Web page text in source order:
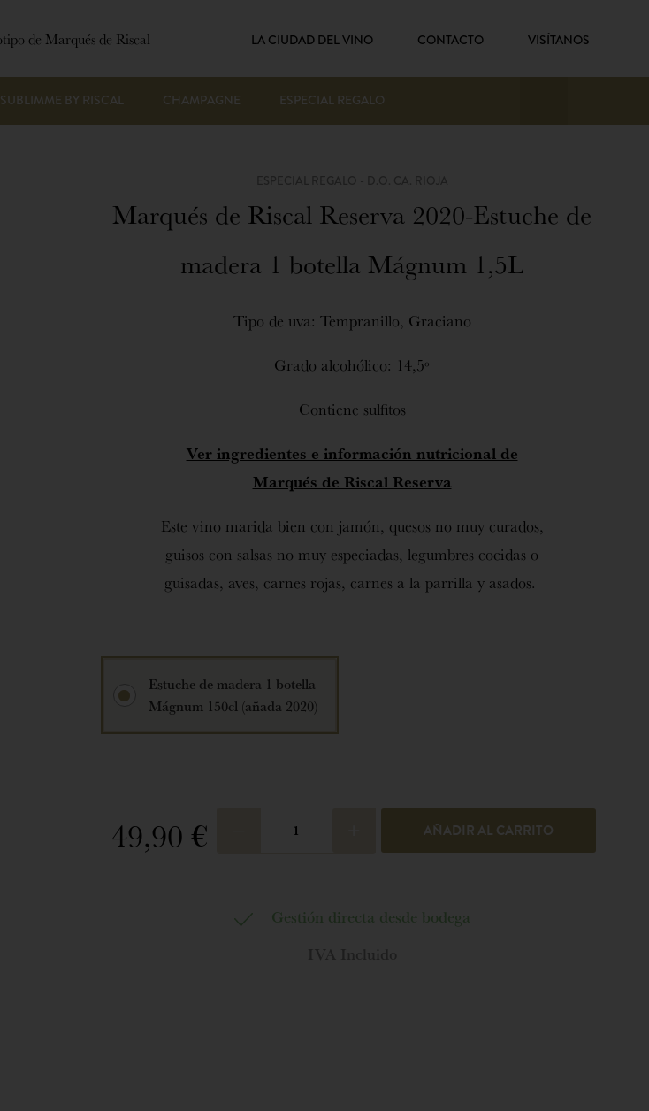
LA CIUDAD DEL VINO CONTACTO VISÍTANOS
SUBLIMME BY RISCAL CHAMPAGNE ESPECIAL REGALO
Marqués de Riscal Reserva 2020-Estuche de
madera 1 botella Mágnum 1,5L
Tipo de uva: Tempranillo, Graciano
Grado alcohólico: 14,5º
Contiene sulfitos
Ver ingredientes e información nutricional de
Marqués de Riscal Reserva
Este vino marida bien con jamón, quesos no muy curados,
guisos con salsas no muy especiadas, legumbres cocidas o
guisadas, aves, carnes rojas, carnes a la parrilla y asados.
Estuche de madera 1 botella
Mágnum 150cl (añada 2020)
49,90 € AÑADIR AL CARRITO
Gestión directa desde bodega